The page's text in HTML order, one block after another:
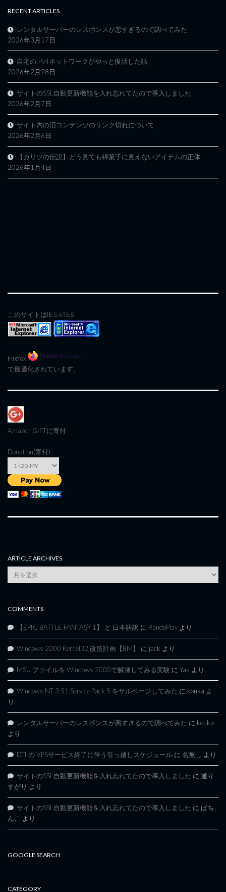
RECENT ARTICLES
レンタルサーバーのレスポンスが悪すぎるので調べてみた
2026年3月17日
自宅のIPv4ネットワークがやっと復活した話
2026年2月28日
サイトのSSL自動更新機能を入れ忘れてたので導入しました
2026年2月7日
サイト内の旧コンテンツのリンク切れについて
2026年2月6日
【カリツの伝説】どう見ても綿菓子に見えないアイテムの正体
2026年1月4日
このサイトはIE5.x/IE6
Firefox
で最適化されています。
Amazon GIFTに寄付
Donation(寄付)
ARTICLE ARCHIVES
Article
Archives
COMMENTS
【EPIC BATTLE FANTASY 1】 と 日本語訳 に RandoPlay より
Windows 2000 Kernel32 改造計画【BM】 に jack より
MSU ファイルを Windows 2000で解凍してみる実験 に Yas より
Windows NT 3.51 Service Pack 5 をサルベージしてみた に kouka よ
り
レンタルサーバーのレスポンスが悪すぎるので調べてみた に kouka
より
DTI の VPSサービス終了に伴う引っ越しスケジュール に 名無し より
サイトのSSL自動更新機能を入れ忘れてたので導入しました に 通り
すがり より
サイトのSSL自動更新機能を入れ忘れてたので導入しました に ぱち
んこ より
GOOGLE SEARCH
CATEGORY